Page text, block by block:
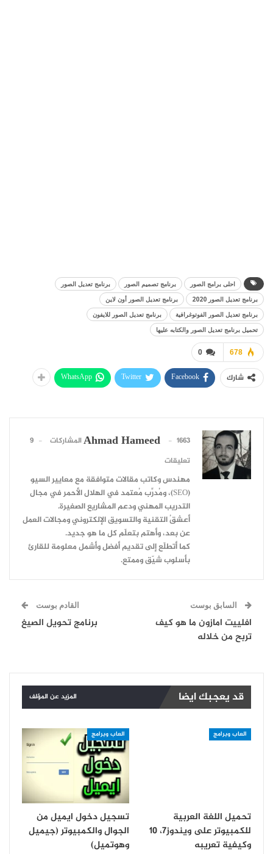
احلى برامج الصور برنامج تصميم الصور
برنامج تعديل الصور
برنامج تعديل الصور 2020
برنامج تعديل الصور أون لاين
برنامج تعديل الصور الفوتوغرافية
برنامج تعديل الصور للايفون
تحميل برنامج تعديل الصور والكتابه عليها
0 678
شارك Facebook
Twitter
WhatsApp
Ahmad Hameed 1663 المشاركات
9
تعليقات
مهندس وكاتب مقالات متوافقة مع معايير السيو
(SEO)، ومُدرِّب مُعتمد في الهلال الأحمر في مجال
التدريب المهني ودعم المشاريع الصغيرة.
أعشقُ التقنية والتسويق الإلكتروني ومجالات العمل
عن بعد، وأهتم بتعلّم كل ما هو جديد.
كما أتطلّع إلى تقديم أفضل وأشمل معلومة للقارئ
بأسلوب شيّق وممتع.
السابق بوست
افلييت امازون ما هو كيف
تربح من خلاله
القادم بوست
برنامج تحويل الصيغ
قد يعجبك ايضا المزيد عن المؤلف
العاب وبرامج
تحميل اللغة العربية
للكمبيوتر على ويندوز7، 10
وكيفية تعريبه
العاب وبرامج
تسجيل دخول ايميل من
الجوال والكمبيوتر (جيميل
وهوتميل)